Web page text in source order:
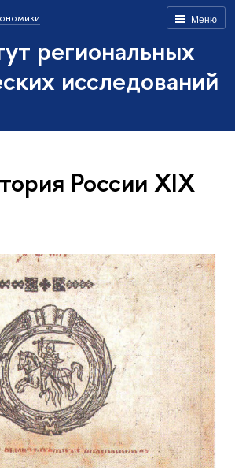
Меню
региональных
исследований
России XIX